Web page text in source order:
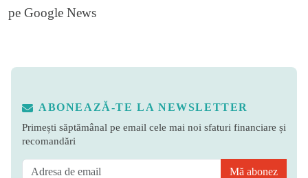
pe Google News
ABONEAZĂ-TE LA NEWSLETTER
Primești săptămânal pe email cele mai noi sfaturi financiare și
recomandări
Mă abonez